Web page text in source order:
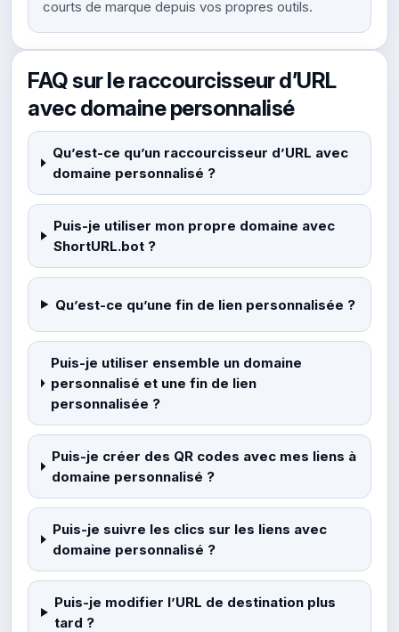
courts de marque depuis vos propres outils.
FAQ sur le raccourcisseur d’URL
avec domaine personnalisé
Qu’est-ce qu’un raccourcisseur d’URL avec
domaine personnalisé ?
Puis-je utiliser mon propre domaine avec
ShortURL.bot ?
Qu’est-ce qu’une fin de lien personnalisée ?
Puis-je utiliser ensemble un domaine
personnalisé et une fin de lien
personnalisée ?
Puis-je créer des QR codes avec mes liens à
domaine personnalisé ?
Puis-je suivre les clics sur les liens avec
domaine personnalisé ?
Puis-je modifier l’URL de destination plus
tard ?